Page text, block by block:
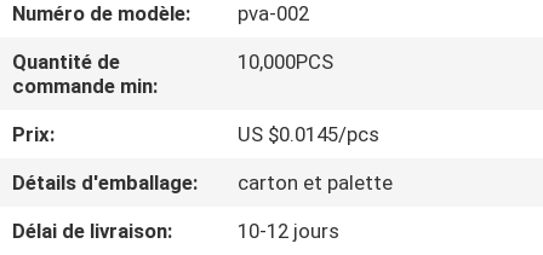
DE
NOUS
VISITE
DE
L'USINE
Numéro de modèle:
pva-002
Quantité de
commande min:
10,000PCS
Prix:
US $0.0145/pcs
Détails d'emballage:
carton et palette
Délai de livraison:
10-12 jours